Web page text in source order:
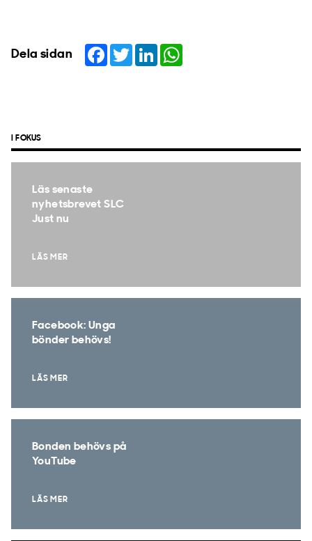
Dela sidan Facebook
TwitterLinkedIn
I FOKUS
Läs senaste
nyhetsbrevet SLC
Just nu
LÄS MER
Facebook: Unga
bönder behövs!
LÄS MER
Bonden behövs på
YouTube
LÄS MER